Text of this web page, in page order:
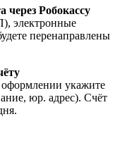
Робокассу
электронные
перенаправлены
укажите
юр. адрес). Счёт